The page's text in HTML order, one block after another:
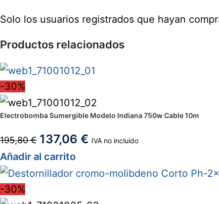
Solo los usuarios registrados que hayan
Productos relacionados
-30%
Electrobomba Sumergible Modelo Indiana 750w Cable 10m
195,80€ 137,06 € IVA no incluido
Añadir al carrito
-30%